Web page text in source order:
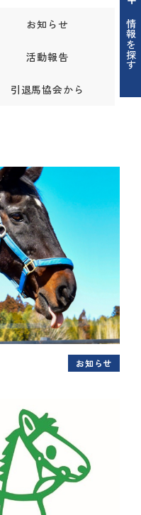
情報を探す
お知らせ
活動報告
引退馬協会から
お知らせ